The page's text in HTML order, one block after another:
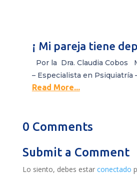
¡ Mi pareja tiene
Por la Dra. Claudia Cobos
– Especialista en Psiquiatría
Read More...
0 Comments
Submit a Comment
Lo siento, debes estar conectado